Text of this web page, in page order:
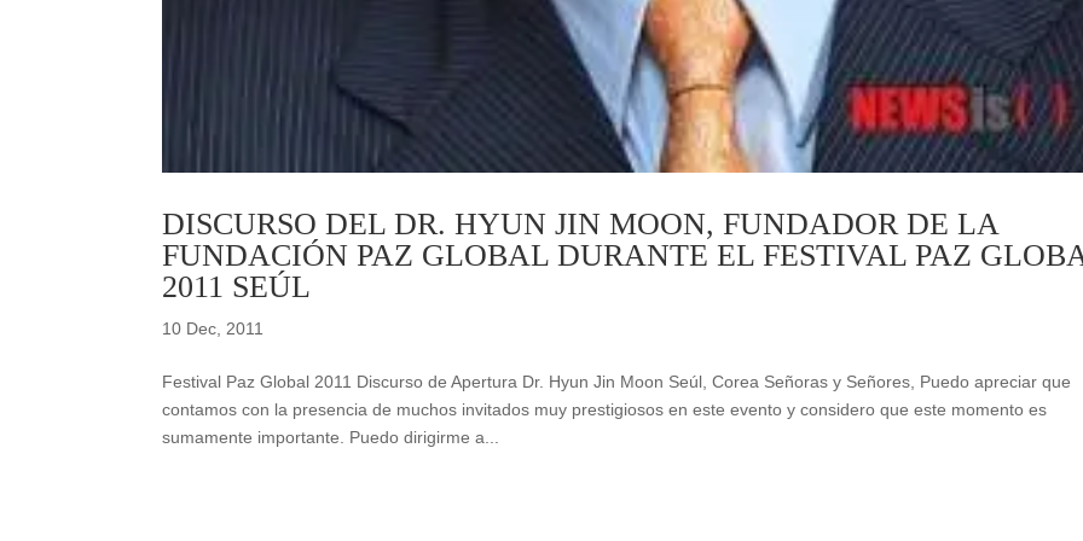
DISCURSO DEL DR. HYUN JIN MOON, FUNDADOR DE LA
FUNDACIÓN PAZ GLOBAL DURANTE EL FESTIVAL PAZ
2011 SEÚL
10 Dec, 2011
Festival Paz Global 2011 Discurso de Apertura Dr. Hyun Jin Moon Seúl, Corea Señoras y Señores, Puedo apreciar que
contamos con la presencia de muchos invitados muy prestigiosos en este evento y considero que este momento es
sumamente importante. Puedo dirigirme a...